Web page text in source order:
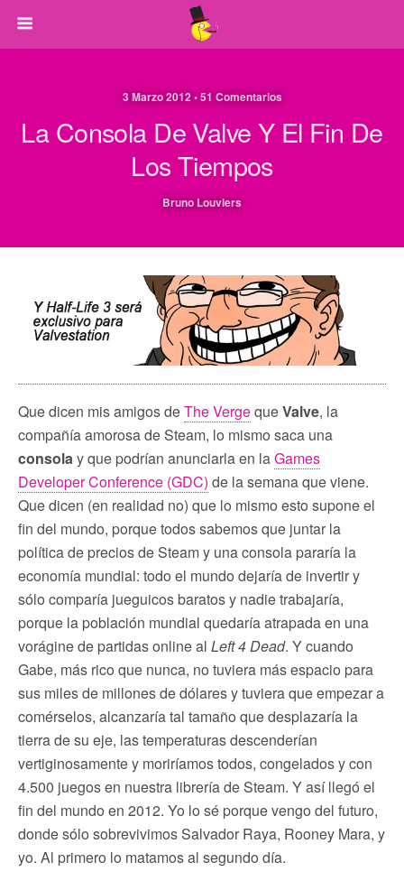
3 Marzo 2012 • 51 Comentarios
La Consola De Valve Y El Fin De
Los Tiempos
Bruno Louviers
Que dicen mis amigos deThe VergequeValve, la
compañía amorosa de Steam, lo mismo saca una
consolay que podrían anunciarla en laGames
Developer Conference (GDC) de la semana que viene.
Que dicen (en realidad no) que lo mismo esto supone el
fin del mundo, porque todos sabemos que juntar la
política de precios de Steam y una consola pararía la
economía mundial: todo el mundo dejaría de invertir y
sólo comparía jueguicos baratos y nadie trabajaría,
porque la población mundial quedaría atrapada en una
vorágine de partidas online al Left 4 Dead. Y cuando
Gabe, más rico que nunca, no tuviera más espacio para
sus miles de millones de dólares y tuviera que empezar a
comérselos, alcanzaría tal tamaño que desplazaría la
tierra de su eje, las temperaturas descenderían
vertiginosamente y moriríamos todos, congelados y con
4.500 juegos en nuestra librería de Steam. Y así llegó el
fin del mundo en 2012. Yo lo sé porque vengo del futuro,
donde sólo sobrevivimos Salvador Raya, Rooney Mara, y
yo. Al primero lo matamos al segundo día.